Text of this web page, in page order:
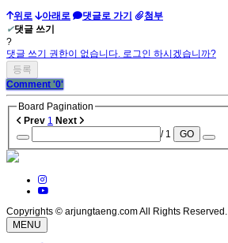
위로 아래로 댓글로 가기
첨부
✔댓글 쓰기
?
댓글 쓰기 권한이 없습니다. 로그인 하시겠습니까?
Comment '0'
Board Pagination
Prev 1 Next
/ 1
GO
Copyrights © arjungtaeng.com All Rights Reserved.
MENU